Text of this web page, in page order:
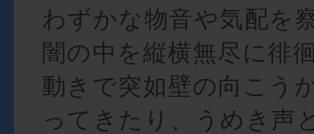
わずかな物音や気配を
闇の中を縦横無尽に徘
動きで突如壁の向こう
ってきたり、うめき声